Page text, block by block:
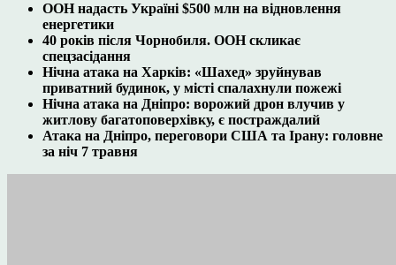
ООН надасть Україні $500 млн на відновлення
енергетики
40 років після Чорнобиля. ООН скликає
спецзасідання
Нічна атака на Харків: «Шахед» зруйнував
приватний будинок, у місті спалахнули пожежі
Нічна атака на Дніпро: ворожий дрон влучив у
житлову багатоповерхівку, є постраждалий
Атака на Дніпро, переговори США та Ірану: головне
за ніч 7 травня